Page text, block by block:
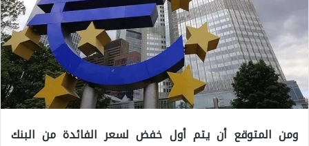
ومن المتوقع أن يتم أول خفض لسعر الفائدة من البنك